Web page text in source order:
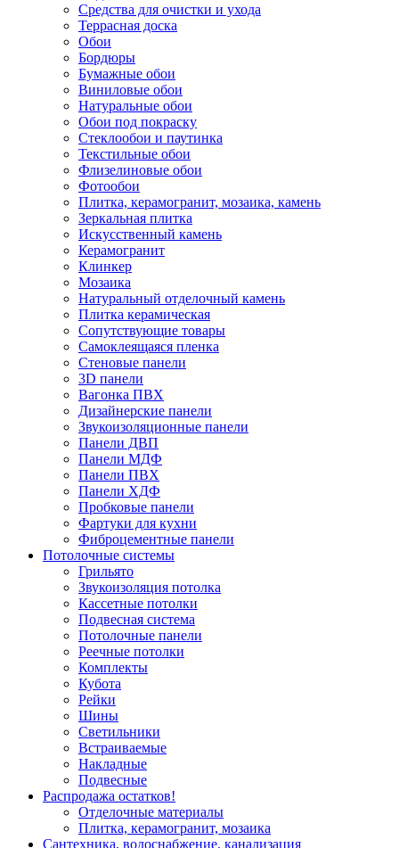
Средства для очистки и ухода
Террасная доска
Обои
Бордюры
Бумажные обои
Виниловые обои
Натуральные обои
Обои под покраску
Стеклообои и паутинка
Текстильные обои
Флизелиновые обои
Фотообои
Плитка, керамогранит, мозаика, камень
Зеркальная плитка
Искусственный камень
Керамогранит
Клинкер
Мозаика
Натуральный отделочный камень
Плитка керамическая
Сопутствующие товары
Самоклеящаяся пленка
Стеновые панели
3D панели
Вагонка ПВХ
Дизайнерские панели
Звукоизоляционные панели
Панели ДВП
Панели МДФ
Панели ПВХ
Панели ХДФ
Пробковые панели
Фартуки для кухни
Фиброцементные панели
Потолочные системы
Грильято
Звукоизоляция потолка
Кассетные потолки
Подвесная система
Потолочные панели
Реечные потолки
Комплекты
Кубота
Рейки
Шины
Светильники
Встраиваемые
Накладные
Подвесные
Распродажа остатков!
Отделочные материалы
Плитка, керамогранит, мозаика
Сантехника, водоснабжение, канализация